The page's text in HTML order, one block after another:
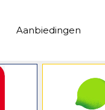
Aanbiedingen